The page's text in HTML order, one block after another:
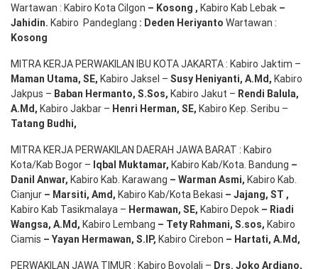
Wartawan : Kabiro Kota Cilgon – Kosong , Kabiro Kab Lebak –
Jahidin. Kabiro Pandeglang : Deden Heriyanto Wartawan :
Kosong
MITRA KERJA PERWAKILAN IBU KOTA JAKARTA : Kabiro Jaktim –
Maman Utama, SE, Kabiro Jaksel – Susy Heniyanti, A.Md , Kabiro
Jakpus – Baban Hermanto, S.Sos, Kabiro Jakut – Rendi Balula,
A.Md , Kabiro Jakbar – Henri Herman, SE, Kabiro Kep. Seribu –
Tatang Budhi,
MITRA KERJA PERWAKILAN DAERAH JAWA BARAT : Kabiro
Kota/Kab Bogor – Iqbal Muktamar, Kabiro Kab/Kota. Bandung –
Danil Anwar, Kabiro Kab. Karawang – Warman Asmi, Kabiro Kab.
Cianjur – Marsiti, Amd , Kabiro Kab/Kota Bekasi – Jajang, ST ,
Kabiro Kab Tasikmalaya – Hermawan, SE, Kabiro Depok – Riadi
Wangsa, A.Md , Kabiro Lembang – Tety Rahmani, S.sos, Kabiro
Ciamis – Yayan Hermawan, S.IP, Kabiro Cirebon – Hartati, A.Md ,
PERWAKILAN JAWA TIMUR : Kabiro Boyolali – Drs. Joko Ardiano,